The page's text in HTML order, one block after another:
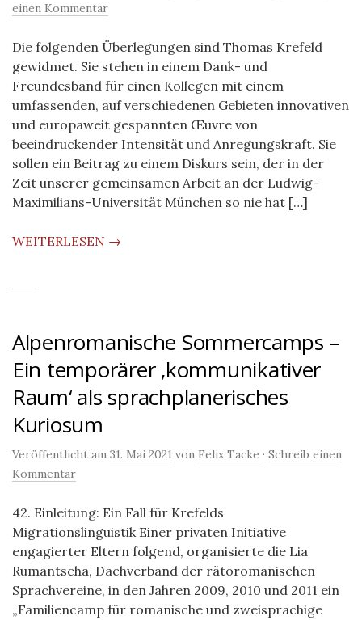
einen Kommentar
Die folgenden Überlegungen sind Thomas Krefeld
gewidmet. Sie stehen in einem Dank- und
Freundesband für einen Kollegen mit einem
umfassenden, auf verschiedenen Gebieten innovativen
und europaweit gespannten Œuvre von
beeindruckender Intensität und Anregungskraft. Sie
sollen ein Beitrag zu einem Diskurs sein, der in der
Zeit unserer gemeinsamen Arbeit an der Ludwig-
Maximilians-Universität München so nie hat […]
WEITERLESEN →
Alpenromanische Sommercamps –
Ein temporärer ‚kommunikativer
Raum‘ als sprachplanerisches
Kuriosum
Veröffentlicht am 31. Mai 2021 von Felix Tacke · Schreib einen
Kommentar
42. Einleitung: Ein Fall für Krefelds
Migrationslinguistik Einer privaten Initiative
engagierter Eltern folgend, organisierte die Lia
Rumantscha, Dachverband der rätoromanischen
Sprachvereine, in den Jahren 2009, 2010 und 2011 ein
„Familiencamp für romanische und zweisprachige